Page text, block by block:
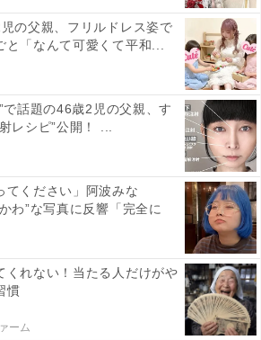
の父親、フリルドレス姿で
と「なんて可愛くて平和...
で話題の46歳2児の父親、す
レシピ”公開！ ...
てください」阿波みな
わ”な写真に反響「完全に
くれない！当たる人だけがや
慣
ーム